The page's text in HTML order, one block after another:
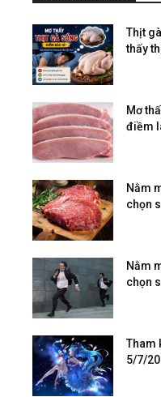
Thịt
thấy
Mơ
điềm
Nằm
chọn
Nằm
chọn
Tham
5/7/